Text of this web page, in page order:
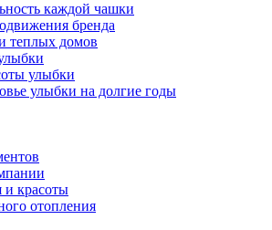
каждой чашки
бренда
теплых домов
улыбки
улыбки на долгие годы
и красоты
отопления